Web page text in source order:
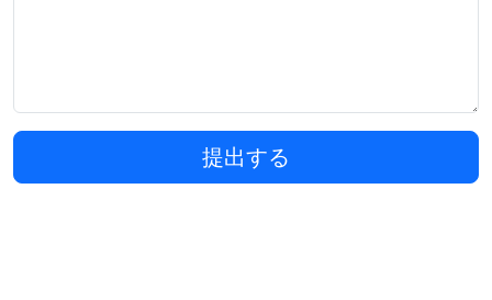
提出する